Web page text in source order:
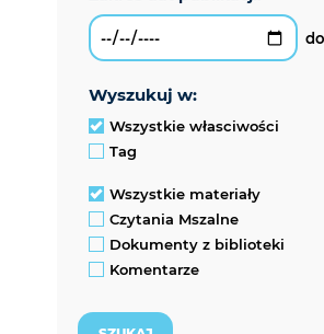
wyszukuj w:
Wszystkie własciwości
Tag
Wszystkie materiały
Czytania Mszalne
Dokumenty z biblioteki
Komentarze